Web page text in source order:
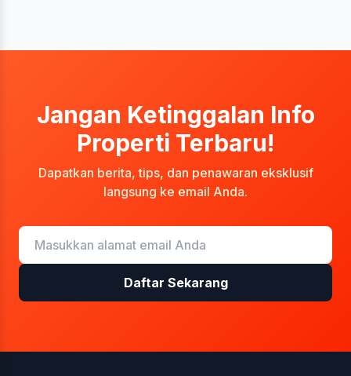
Jangan Ketinggalan Info
Properti Terbaru!
Dapatkan berita, tips, dan penawaran eksklusif
langsung ke email Anda.
Daftar Sekarang